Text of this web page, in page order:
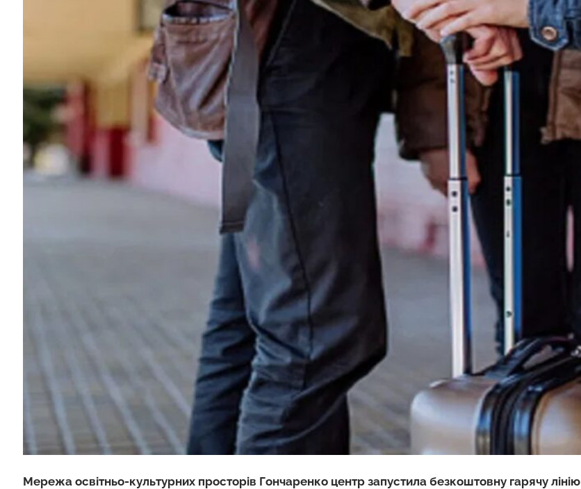
Мережа освітньо-культурних просторів Гончаренко центр запустила безкоштовну гарячу лінію